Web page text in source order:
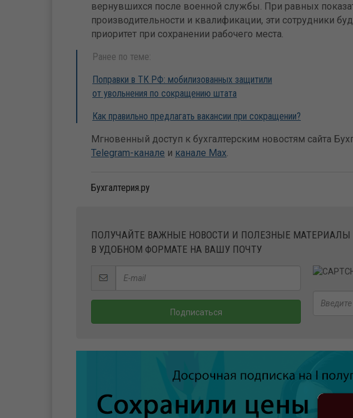
вернувшихся после военной службы. При равных
производительности и квалификации, эти сотрудники
приоритет при сохранении рабочего места.
Ранее по теме:
Поправки в ТК РФ: мобилизованных защитили
от увольнения по сокращению штата
Как правильно предлагать вакансии при сокращении?
Мгновенный доступ к бухгалтерским новостям сайта
Telegram-канале и канале Max.
Бухгалтерия.ру
ПОЛУЧАЙТЕ ВАЖНЫЕ НОВОСТИ И ПОЛЕЗНЫЕ МАТЕРИАЛЫ
В УДОБНОМ ФОРМАТЕ НА ВАШУ ПОЧТУ